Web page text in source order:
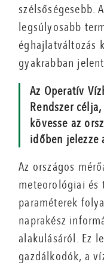
szélsőségesebb.
legsúlyosabb
éghajlatváltozás
gyakrabban
Az Operatív
Rendszer
kövesse az
időben jelezze
Az országos
meteorológiai és
paraméterek
naprakész
alakulásáról. Ez
gazdálkodók, a